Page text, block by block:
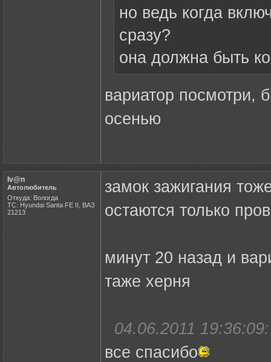
но ведь когда
сразу?
она должна быть
вариатор посмотри,
осенью
Iv@n
Автолюбитель
Откуда: Вологда
ТС: Hyundai Santa FE II, ВАЗ
21213
замок зажигания
остаются только
минут 20 назад и
таже херня
04.06.2011 19:36:09:
все спасибо